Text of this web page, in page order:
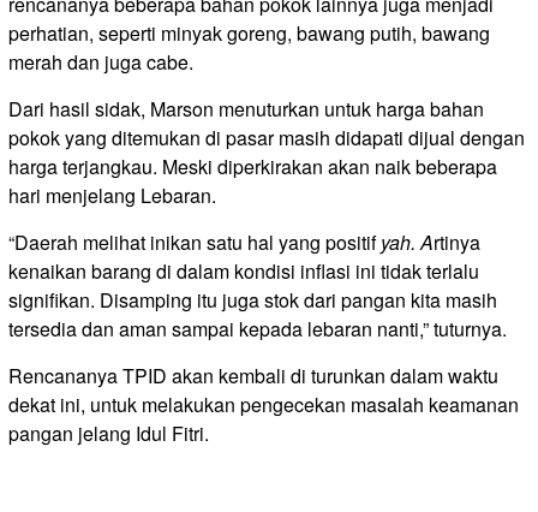
perhatian, seperti minyak goreng, bawang putih, bawang
merah dan juga cabe.
Dari hasil sidak, Marson menuturkan untuk harga bahan
pokok yang ditemukan di pasar masih didapati dijual dengan
harga terjangkau. Meski diperkirakan akan naik beberapa
hari menjelang Lebaran.
“Daerah melihat inikan satu hal yang positifyah. Artinya
kenaikan barang di dalam kondisi inflasi ini tidak terlalu
signifikan. Disamping itu juga stok dari pangan kita masih
tersedia dan aman sampai kepada lebaran nanti,” tuturnya.
Rencananya TPID akan kembali di turunkan dalam waktu
dekat ini, untuk melakukan pengecekan masalah keamanan
pangan jelang Idul Fitri.